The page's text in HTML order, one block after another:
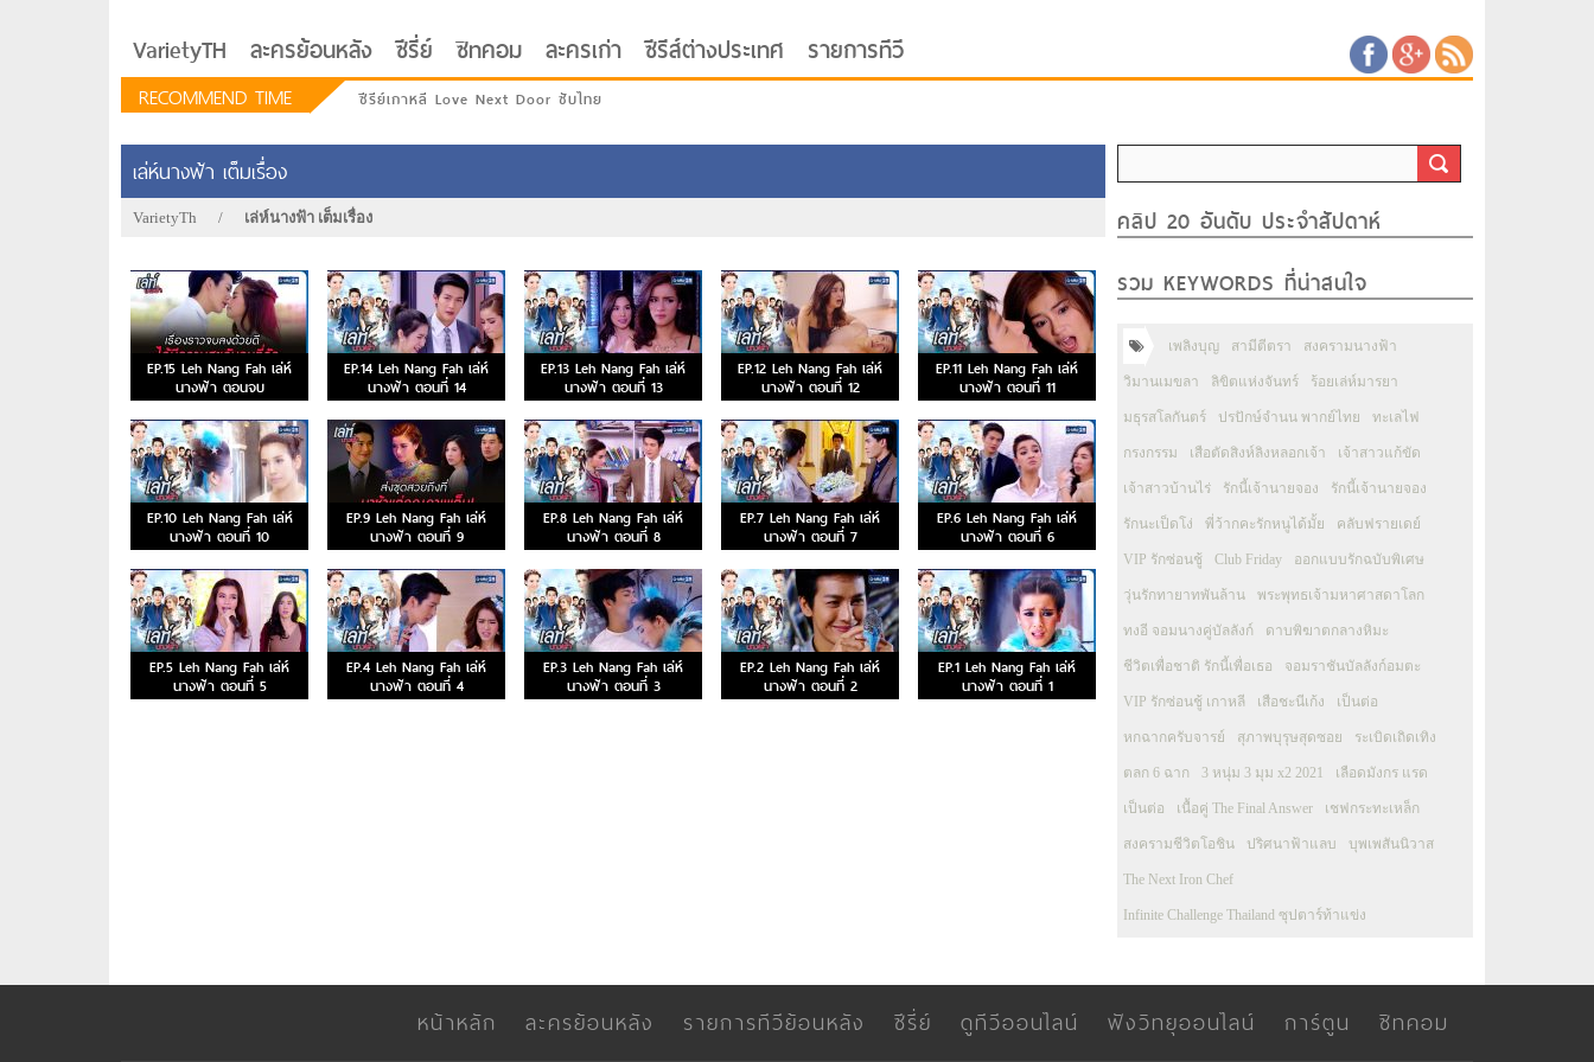
VarietyTH ละครย้อนหลัง ซีรี่ย์ ซิทคอม ละครเก่า ซีรีส์ต่างประเทศ รายการทีวี
RECOMMEND TIME ซีรีย์เกาหลี Love Next Door ซับไทย
รักอยู่ประตูถัดไป
เล่ห์นางฟ้า เต็มเรื่อง
VarietyTh / เล่ห์นางฟ้า เต็มเรื่อง
EP.15 Leh Nang Fah เล่ห์
นางฟ้า ตอนจบ
EP.14 Leh Nang Fah เล่ห์
นางฟ้า ตอนที่ 14
EP.13 Leh Nang Fah เล่ห์
นางฟ้า ตอนที่ 13
EP.12 Leh Nang Fah เล่ห์
นางฟ้า ตอนที่ 12
EP.11 Leh Nang Fah เล่ห์
นางฟ้า ตอนที่ 11
EP.10 Leh Nang Fah เล่ห์
นางฟ้า ตอนที่ 10
EP.9 Leh Nang Fah เล่ห์
นางฟ้า ตอนที่ 9
EP.8 Leh Nang Fah เล่ห์
นางฟ้า ตอนที่ 8
EP.7 Leh Nang Fah เล่ห์
นางฟ้า ตอนที่ 7
EP.6 Leh Nang Fah เล่ห์
นางฟ้า ตอนที่ 6
EP.5 Leh Nang Fah เล่ห์
นางฟ้า ตอนที่ 5
EP.4 Leh Nang Fah เล่ห์
นางฟ้า ตอนที่ 4
EP.3 Leh Nang Fah เล่ห์
นางฟ้า ตอนที่ 3
EP.2 Leh Nang Fah เล่ห์
นางฟ้า ตอนที่ 2
EP.1 Leh Nang Fah เล่ห์
นางฟ้า ตอนที่ 1
คลิป 20 อันดับ ประจำสัปดาห์
รวม KEYWORDS ที่น่าสนใจ
เพลิงบุญ สามีตีตรา สงครามนางฟ้า
วิมานเมขลา ลิขิตแห่งจันทร์ ร้อยเล่ห์มารยา
มธุรสโลกันตร์ ปรปักษ์จำนน พากย์ไทย ทะเลไฟ
กรงกรรม เสือตัดสิงห์ลิงหลอกเจ้า เจ้าสาวแก้ขัด
เจ้าสาวบ้านไร่ รักนี้เจ้านายจอง รักนี้เจ้านายจอง
รักนะเป็ดโง่ พี่ว้ากคะรักหนูได้มั้ย คลับฟรายเดย์
VIP รักซ่อนชู้ Club Friday ออกแบบรักฉบับพิเศษ
วุ่นรักทายาทพันล้าน พระพุทธเจ้ามหาศาสดาโลก
ทงอี จอมนางคู่บัลลังก์ ดาบพิฆาตกลางหิมะ
ชีวิตเพื่อชาติ รักนี้เพื่อเธอ จอมราชันบัลลังก์อมตะ
VIP รักซ่อนชู้ เกาหลี เสือชะนีเก้ง เป็นต่อ
หกฉากครับจารย์ สุภาพบุรุษสุดซอย ระเบิดเถิดเทิง
ตลก 6 ฉาก 3 หนุ่ม 3 มุม x2 2021 เลือดมังกร แรด
เป็นต่อ เนื้อคู่ The Final Answer เชฟกระทะเหล็ก
สงครามชีวิตโอชิน ปริศนาฟ้าแลบ บุพเพสันนิวาส
The Next Iron Chef
Infinite Challenge Thailand ซุปตาร์ท้าแข่ง
หน้าหลัก ละครย้อนหลัง รายการทีวีย้อนหลัง ซีรี่ย์ ดูทีวีออนไลน์ ฟังวิทยุออนไลน์ การ์ตูน ซิทคอม